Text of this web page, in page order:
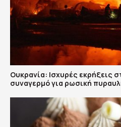
Ουκρανία: Ισχυρές εκρήξεις
συναγερμό για ρωσική